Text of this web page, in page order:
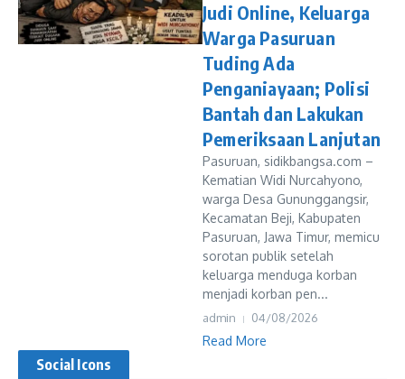
Judi Online, Keluarga
Warga Pasuruan
Tuding Ada
Penganiayaan; Polisi
Bantah dan Lakukan
Pemeriksaan Lanjutan
Pasuruan, sidikbangsa.com –
Kematian Widi Nurcahyono,
warga Desa Gununggangsir,
Kecamatan Beji, Kabupaten
Pasuruan, Jawa Timur, memicu
sorotan publik setelah
keluarga menduga korban
menjadi korban pen...
admin 04/08/2026
Read More
Social Icons